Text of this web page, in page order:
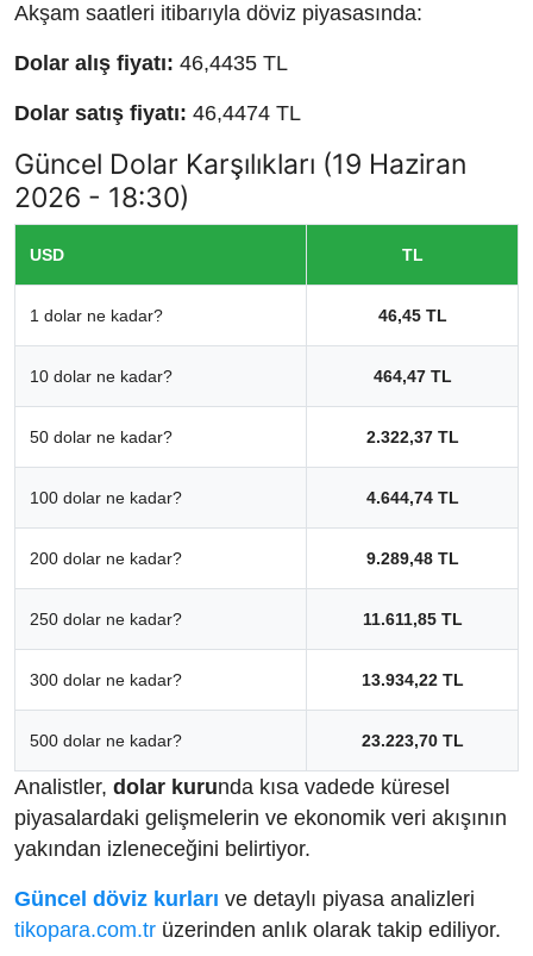
Akşam saatleri itibarıyla döviz piyasasında:
Dolar alış fiyatı: 46,4435 TL
Dolar satış fiyatı: 46,4474 TL
Güncel Dolar Karşılıkları (19 Haziran
2026 - 18:30)
USD TL
1 dolar ne kadar? 46,45 TL
10 dolar ne kadar? 464,47 TL
50 dolar ne kadar? 2.322,37 TL
100 dolar ne kadar? 4.644,74 TL
200 dolar ne kadar? 9.289,48 TL
250 dolar ne kadar? 11.611,85 TL
300 dolar ne kadar? 13.934,22 TL
500 dolar ne kadar? 23.223,70 TL
Analistler, dolar kurunda kısa vadede küresel
piyasalardaki gelişmelerin ve ekonomik veri akışının
yakından izleneceğini belirtiyor.
Güncel döviz kurları ve detaylı piyasa analizleri
tikopara.com.tr üzerinden anlık olarak takip ediliyor.